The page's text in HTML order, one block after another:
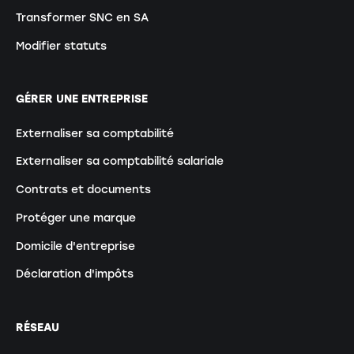
Transformer SNC en SA
Modifier statuts
GÉRER UNE ENTREPRISE
Externaliser sa comptabilité
Externaliser sa comptabilité salariale
Contrats et documents
Protéger une marque
Domicile d'entreprise
Déclaration d'impôts
RÉSEAU